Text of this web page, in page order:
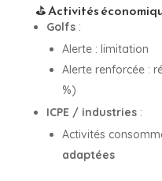
⛳ Activités
Golfs:
Alerte : limitation
Alerte renforcée :
%)
ICPE / industries:
Activités
adaptées